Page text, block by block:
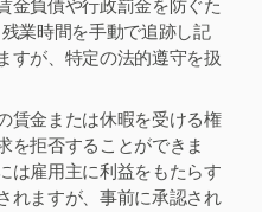
金負債や行政罰金を防ぐた
業時間を手動で追跡し記
すが、特定の法的遵守を扱
賃金または休暇を受ける権
を拒否することができま
は雇用主に利益をもたらす
れますが、事前に承認され